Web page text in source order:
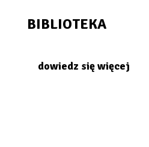
BIBLIOTEKA
dowiedz się więcej